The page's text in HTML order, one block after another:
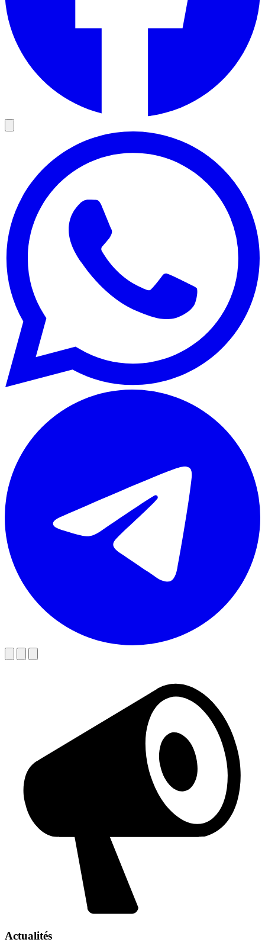
Actualités